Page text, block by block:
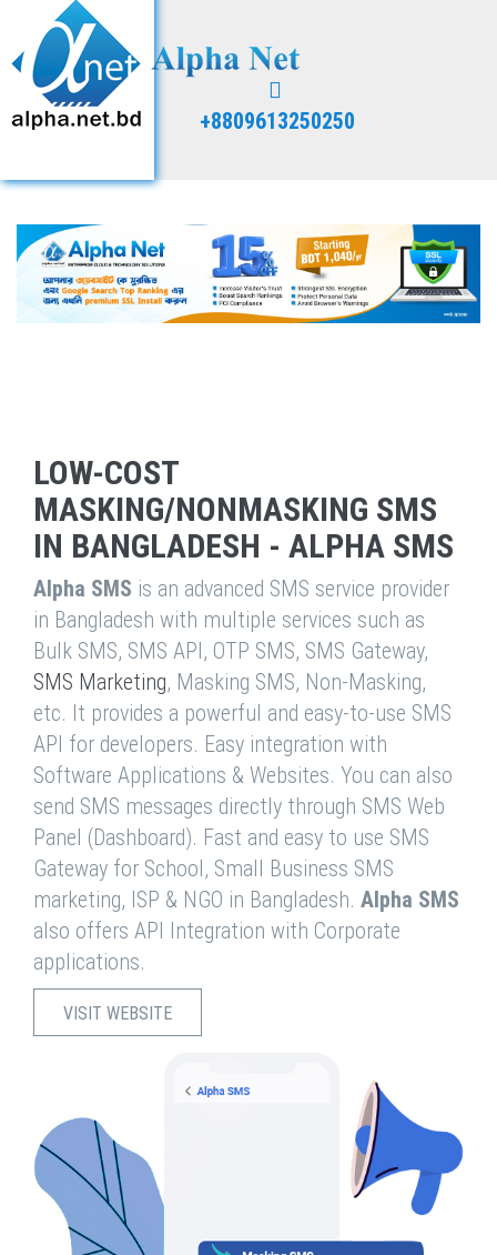
+8809613250250
LOW-COST
MASKING/NONMASKING SMS
IN BANGLADESH - ALPHA SMS
Alpha SMS is an advanced SMS service provider
in Bangladesh with multiple services such as
Bulk SMS, SMS API, OTP SMS, SMS Gateway,
SMS Marketing, Masking SMS, Non-Masking,
etc. It provides a powerful and easy-to-use SMS
API for developers. Easy integration with
Software Applications & Websites. You can also
send SMS messages directly through SMS Web
Panel (Dashboard). Fast and easy to use SMS
Gateway for School, Small Business SMS
marketing, ISP & NGO in Bangladesh. Alpha SMS
also offers API Integration with Corporate
applications.
VISIT WEBSITE